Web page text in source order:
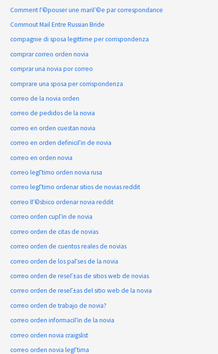
Comment Г©pouser une mariГ©e par correspondance
Commout Mail Entre Russian Bride
compagnie di sposa legittime per corrispondenza
comprar correo orden novia
comprar una novia por correo
comprare una sposa per corrispondenza
correo de la novia orden
correo de pedidos de la novia
correo en orden cuestan novia
correo en orden definiciГіn de novia
correo en orden novia
correo legГ­timo orden novia rusa
correo legГ­timo ordenar sitios de novias reddit
correo lГ©sbico ordenar novia reddit
correo orden cupГіn de novia
correo orden de citas de novias
correo orden de cuentos reales de novias
correo orden de los paГ­ses de la novia
correo orden de reseГ±as de sitios web de novias
correo orden de reseГ±as del sitio web de la novia
correo orden de trabajo de novia?
correo orden informaciГіn de la novia
correo orden novia craigslist
correo orden novia legГ­tima